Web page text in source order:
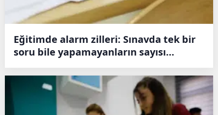
Eğitimde alarm zilleri: Sınavda tek bir
soru bile yapamayanların sayısı